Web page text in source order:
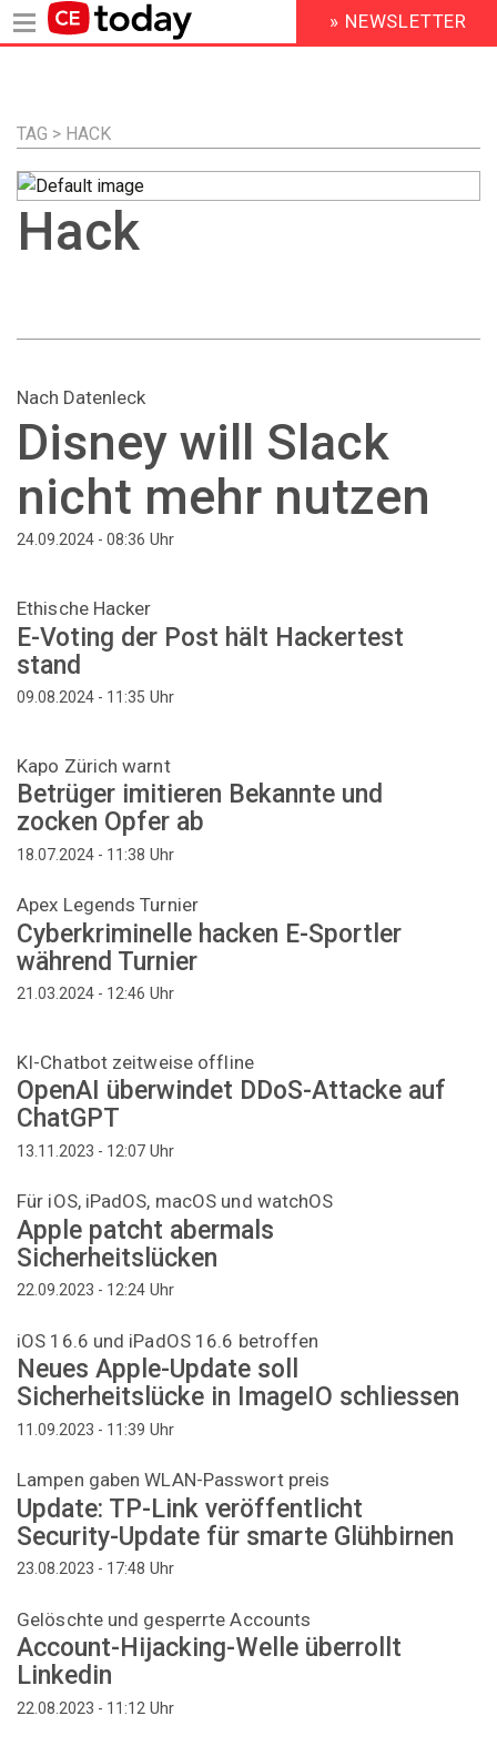
Inhalt
HEADER
MENU
» NEWSLETTER
TAG > HACK
Hack
Nach Datenleck
Disney will Slack
nicht mehr nutzen
24.09.2024 - 08:36 Uhr
Ethische Hacker
E-Voting der Post hält Hackertest
stand
09.08.2024 - 11:35 Uhr
Kapo Zürich warnt
Betrüger imitieren Bekannte und
zocken Opfer ab
18.07.2024 - 11:38 Uhr
Apex Legends Turnier
Cyberkriminelle hacken E-Sportler
während Turnier
21.03.2024 - 12:46 Uhr
KI-Chatbot zeitweise offline
OpenAI überwindet DDoS-Attacke auf
ChatGPT
13.11.2023 - 12:07 Uhr
Für iOS, iPadOS, macOS und watchOS
Apple patcht abermals
Sicherheitslücken
22.09.2023 - 12:24 Uhr
iOS 16.6 und iPadOS 16.6 betroffen
Neues Apple-Update soll
Sicherheitslücke in ImageIO schliessen
11.09.2023 - 11:39 Uhr
Lampen gaben WLAN-Passwort preis
Update: TP-Link veröffentlicht
Security-Update für smarte Glühbirnen
23.08.2023 - 17:48 Uhr
Gelöschte und gesperrte Accounts
Account-Hijacking-Welle überrollt
Linkedin
22.08.2023 - 11:12 Uhr